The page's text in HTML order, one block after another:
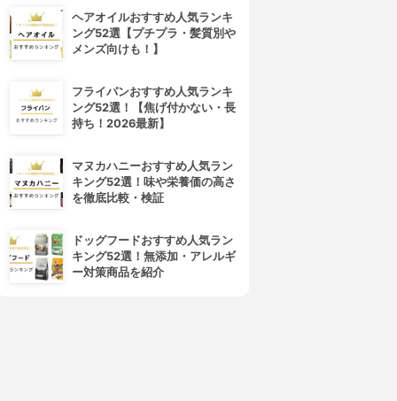
ヘアオイルおすすめ人気ランキ
ング52選【プチプラ・髪質別や
メンズ向けも！】
フライパンおすすめ人気ランキ
ング52選！【焦げ付かない・長
持ち！2026最新】
マヌカハニーおすすめ人気ラン
キング52選！味や栄養価の高さ
を徹底比較・検証
ドッグフードおすすめ人気ラン
キング52選！無添加・アレルギ
ー対策商品を紹介